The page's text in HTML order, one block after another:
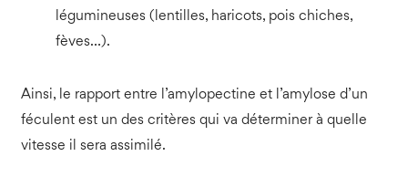
légumineuses (lentilles, haricots, pois chiches,
fèves…).
Ainsi, le rapport entre l’amylopectine et l’amylose d’un
féculent est un des critères qui va déterminer à quelle
vitesse il sera assimilé.